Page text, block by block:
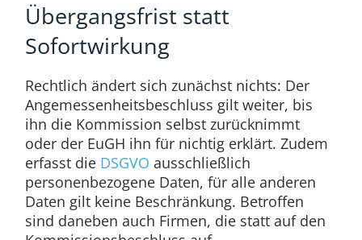
Übergangsfrist statt
Sofortwirkung
Rechtlich ändert sich zunächst nichts: Der
Angemessenheitsbeschluss gilt weiter, bis
ihn die Kommission selbst zurücknimmt
oder der EuGH ihn für nichtig erklärt. Zudem
erfasst die DSGVO ausschließlich
personenbezogene Daten, für alle anderen
Daten gilt keine Beschränkung. Betroffen
sind daneben auch Firmen, die statt auf den